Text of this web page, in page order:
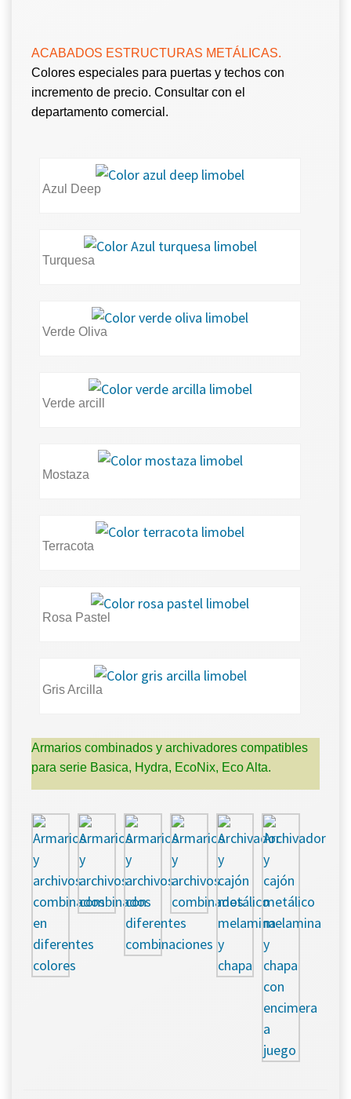
ACABADOS ESTRUCTURAS METÁLICAS.
Colores especiales para puertas y techos con
incremento de precio. Consultar con el
departamento comercial.
Azul Deep
Turquesa
Verde Oliva
Verde arcill
Mostaza
Terracota
Rosa Pastel
Gris Arcilla
Armarios combinados y archivadores compatibles
para serie Basica, Hydra, EcoNix, Eco Alta.